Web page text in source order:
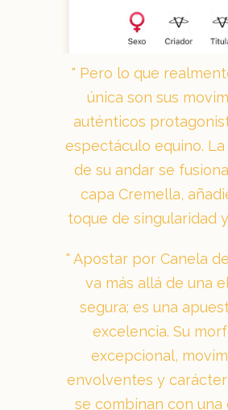
Pero lo que
única son sus
auténticos
espectáculo equino.
de su andar se
capa Cremella,
toque de singularidad
Apostar por Canela
va más allá de una
segura; es una
excelencia. Su
excepcional,
envolventes y
se combinan con una